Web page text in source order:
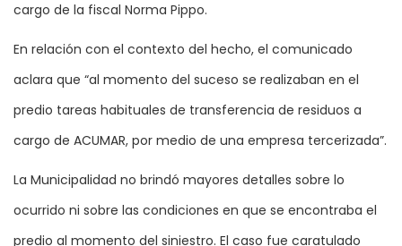
cargo de la fiscal Norma Pippo.
En relación con el contexto del hecho, el comunicado
aclara que “al momento del suceso se realizaban en el
predio tareas habituales de transferencia de residuos a
cargo de ACUMAR, por medio de una empresa tercerizada”.
La Municipalidad no brindó mayores detalles sobre lo
ocurrido ni sobre las condiciones en que se encontraba el
predio al momento del siniestro. El caso fue caratulado